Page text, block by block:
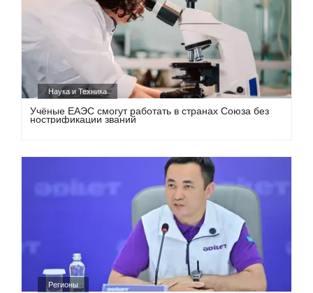
Наука и Техника
Учёные ЕАЭС смогут работать в странах Союза без
нострификации званий
Регионы